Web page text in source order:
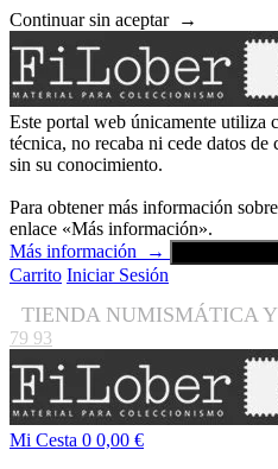
Continuar sin aceptar →
Este portal web únicamente utiliza
técnica, no recaba ni cede datos de
sin su conocimiento.
Para obtener más información
enlace «Más información».
Más información
→
Carrito Iniciar Sesión
TIENDA NUMISMÁTICA
79 93
Mi Cesta 0 0,00 €